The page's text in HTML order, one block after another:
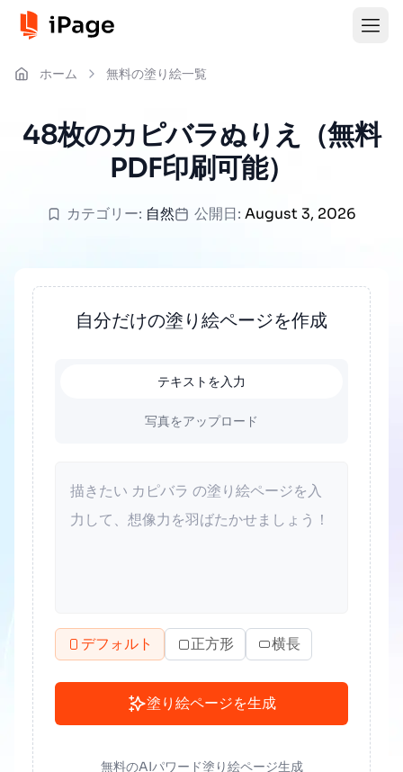
ホーム 無料の塗り絵一覧
48枚のカピバラぬりえ（無料
PDF印刷可能）
カテゴリー: 自然 公開日: August 3, 2026
自分だけの塗り絵ページを作成
テキストを入力
写真をアップロード
デフォルト 正方形 横長
塗り絵ページを生成
無料のAIパワード塗り絵ページ生成